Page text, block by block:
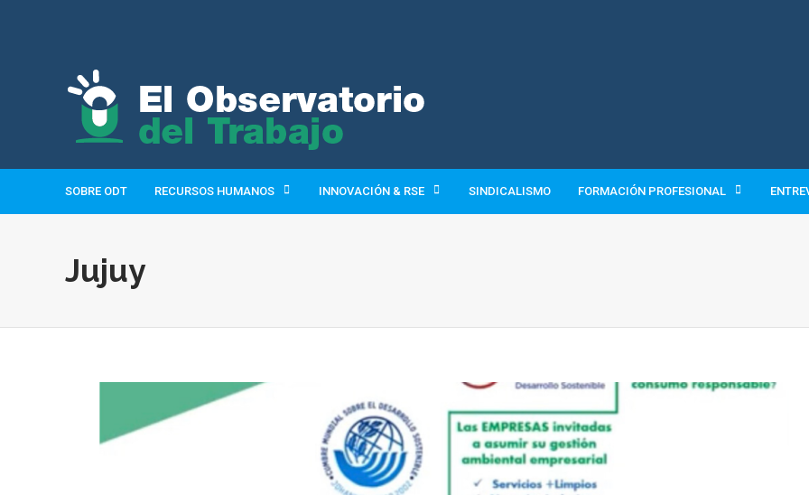
SOBRE ODT RECURSOS HUMANOS INNOVACIÓN & RSE SINDICALISMO FORMACIÓN PROFESIONAL
Jujuy